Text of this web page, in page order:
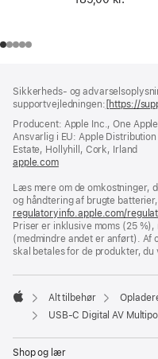
Sikkerheds- og
supportvejledningen: [https://
Producent: Apple Inc., One
Ansvarlig i EU: Apple
Estate, Hollyhill, Cork, Irland
apple.com(åbner
et
nyt
vindue)
Læs mere om de omkostninger,
og håndtering af brugte
regulatoryinfo.apple.com/
Priser er inklusive moms (25
(medmindre andet er anført). Af
skal betales for de produkter,
Apple
Alt tilbehør
USB-C Digital AV
Shop og lær